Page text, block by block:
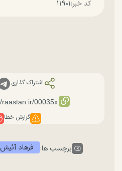
کد خبر:۱۱۹۰۱
اشتراک گذاری:
گزارش خطا
برچسب ها: فرهاد آئیش